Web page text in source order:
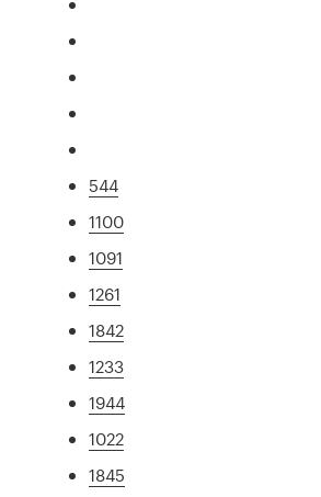
544
1100
1091
1261
1842
1233
1944
1022
1845